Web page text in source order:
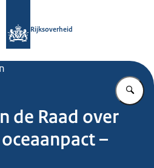
Rijksoverheid
de Raad over
–